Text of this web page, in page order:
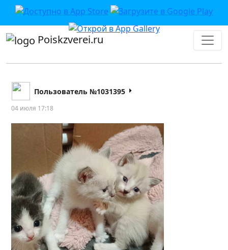
Poiskzverei.ru
Пользователь №1031395
04 июля 17:18